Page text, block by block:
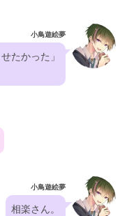
小鳥遊絵夢
たかった」
小鳥遊絵夢
相楽さん。